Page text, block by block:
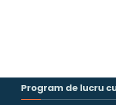
Program de lucru